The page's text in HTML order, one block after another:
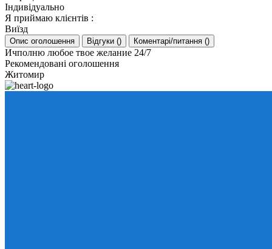
Індивідуально
Я приймаю клієнтів :
Виїзд
Опис оголошення Відгуки () Коментарі/питання ()
Ичполню любое твое желание 24/7
Рекомендовані оголошення
Житомир